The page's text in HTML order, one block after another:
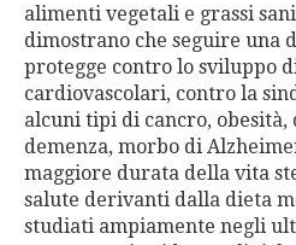
alimenti vegetali e grassi
dimostrano che seguire una
protegge contro lo sviluppo
cardiovascolari, contro la
alcuni tipi di cancro, obesità,
demenza, morbo di
maggiore durata della vita
salute derivanti dalla dieta
studiati ampiamente negli